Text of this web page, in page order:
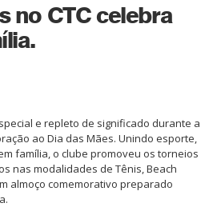
no CTC celebra
e repleto de significado durante a
ao Dia das Mães. Unindo esporte,
família, o clube promoveu os torneios
nas modalidades de Tênis, Beach
almoço comemorativo preparado